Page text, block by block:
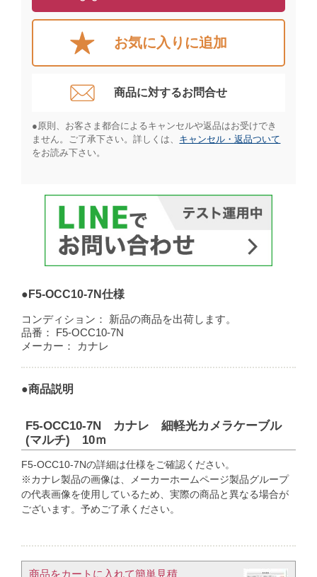
お気に入りに追加
商品に対するお問合せ​
●原則、お客さま都合によるキャンセルや返品はお受けでき
ません。ご了承下さい。詳しくは、 キャンセル・返品ついて
をお読み下さい。​
●F5-OCC10-7N仕様
コンディション：
新品の商品を出荷します。
品番：
F5-OCC10-7N
メーカー：
カナレ
●商品説明
F5-OCC10-7N カナレ 細軽光カメラケーブル
(マルチ) 10ｍ
F5-OCC10-7Nの詳細は仕様をご確認ください。
※カナレ製品の画像は、メーカーホームページ製品グループ
の代表画像を使用しているため、実際の商品と異なる場合が
ございます。予めご了承ください。
商品をカートに入れて簡単見積​